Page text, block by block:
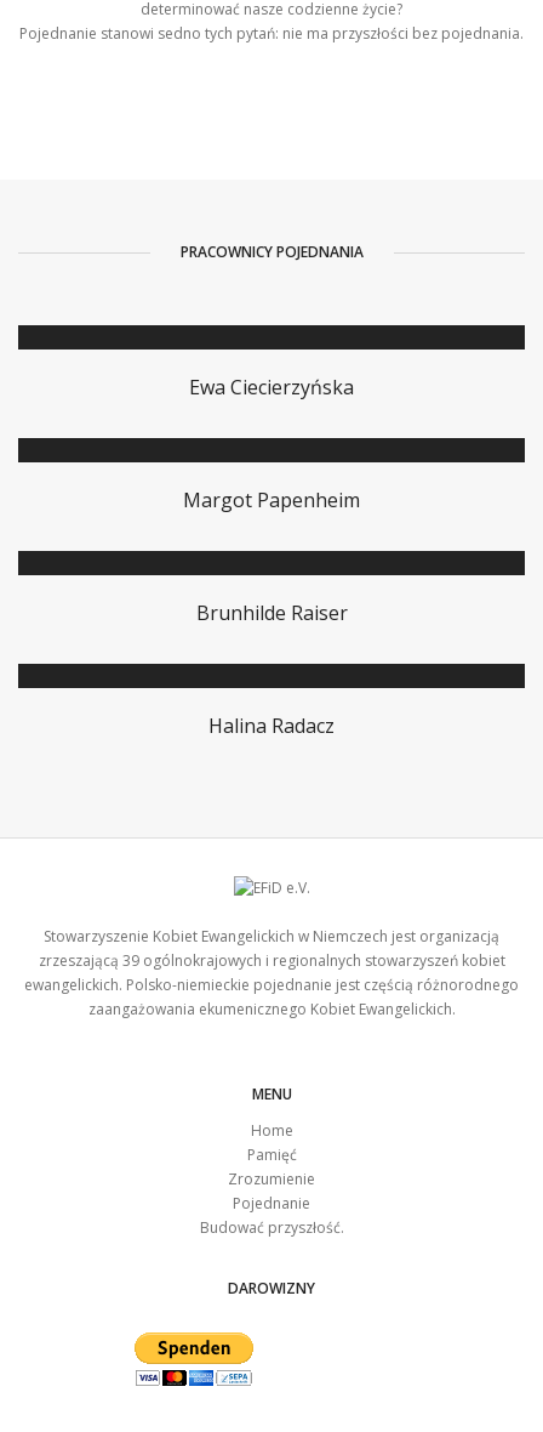
determinować nasze codzienne życie?
Pojednanie stanowi sedno tych pytań: nie ma przyszłości bez pojednania.
PRACOWNICY POJEDNANIA
Ewa Ciecierzyńska
Margot Papenheim
Brunhilde Raiser
Halina Radacz
Stowarzyszenie Kobiet Ewangelickich w Niemczech jest organizacją
zrzeszającą 39 ogólnokrajowych i regionalnych stowarzyszeń kobiet
ewangelickich. Polsko-niemieckie pojednanie jest częścią różnorodnego
zaangażowania ekumenicznego Kobiet Ewangelickich.
MENU
Home
Pamięć
Zrozumienie
Pojednanie
Budować przyszłość.
DAROWIZNY